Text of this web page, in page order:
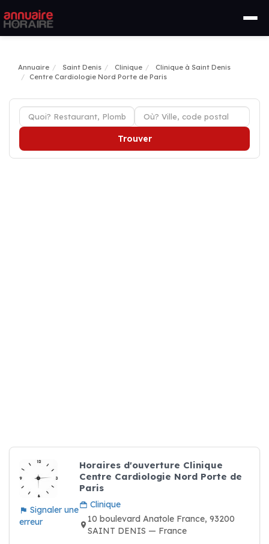
Annuaire Saint Denis Clinique
Clinique à Saint Denis
Centre Cardiologie Nord Porte de Paris
Trouver
Signaler une
erreur
Horaires d'ouverture Clinique
Centre Cardiologie Nord Porte de
Paris
Clinique
10 boulevard Anatole France, 93200
SAINT DENIS — France